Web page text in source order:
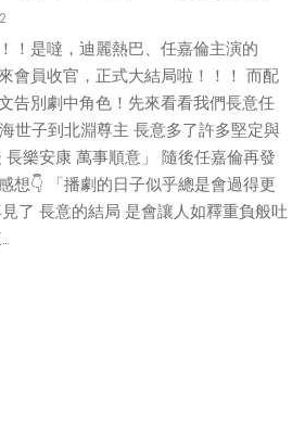
！是噠，迪麗熱巴、任嘉倫主演的
會員收官，正式大結局啦！！！ 而配
告別劇中角色！先來看看我們長意任
世子到北淵尊主 長意多了許多堅定與
樂安康 萬事順意」 隨後任嘉倫再發
想👇 「播劇的日子似乎總是會過得更
了 長意的結局 是會讓人如釋重負般吐